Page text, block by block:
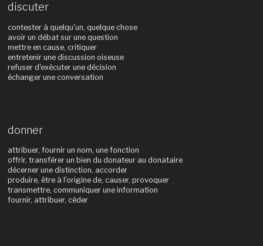
discuter
contester à quelqu'un, quelque chose
avoir un débat sur une question
mettre en cause, critiquer
entretenir une discussion oiseuse
refuser d'exécuter une décision
échanger une conversation
donner
attribuer, fournir un nom, une fonction
offrir, transférer un bien du donateur au donataire
décerner une distinction, accorder
produire, être à l'origine de, causer, provoquer
transmettre, communiquer une information
fournir, attribuer, céder